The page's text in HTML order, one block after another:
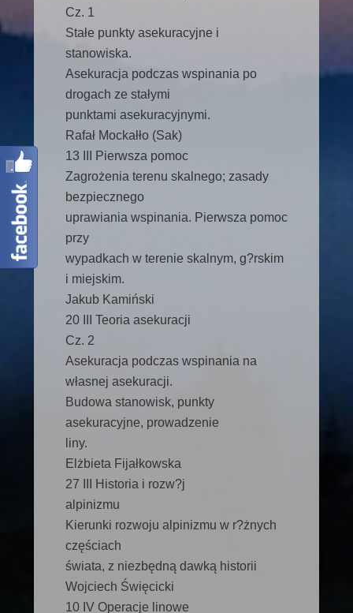
Cz. 1
Stałe punkty asekuracyjne i
stanowiska.
Asekuracja podczas wspinania po
drogach ze stałymi
punktami asekuracyjnymi.
Rafał Mockałło (Sak)
13 III Pierwsza pomoc
Zagrożenia terenu skalnego; zasady
bezpiecznego
uprawiania wspinania. Pierwsza pomoc
przy
wypadkach w terenie skalnym, g?rskim
i miejskim.
Jakub Kamiński
20 III Teoria asekuracji
Cz. 2
Asekuracja podczas wspinania na
własnej asekuracji.
Budowa stanowisk, punkty
asekuracyjne, prowadzenie
liny.
Elżbieta Fijałkowska
27 III Historia i rozw?j
alpinizmu
Kierunki rozwoju alpinizmu w r?żnych
częściach
świata, z niezbędną dawką historii
Wojciech Święcicki
10 IV Operacje linowe